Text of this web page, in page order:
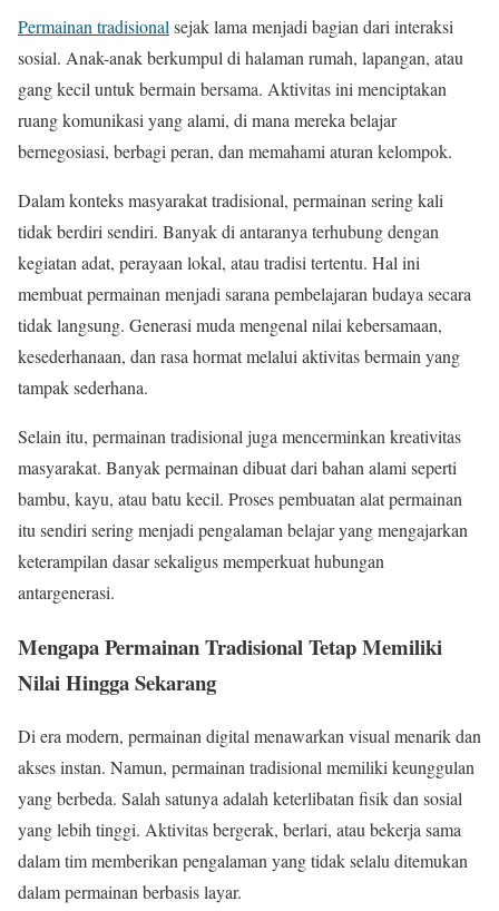
Permainan tradisional sejak lama menjadi bagian dari interaksi
sosial. Anak-anak berkumpul di halaman rumah, lapangan, atau
gang kecil untuk bermain bersama. Aktivitas ini menciptakan
ruang komunikasi yang alami, di mana mereka belajar
bernegosiasi, berbagi peran, dan memahami aturan kelompok.
Dalam konteks masyarakat tradisional, permainan sering kali
tidak berdiri sendiri. Banyak di antaranya terhubung dengan
kegiatan adat, perayaan lokal, atau tradisi tertentu. Hal ini
membuat permainan menjadi sarana pembelajaran budaya secara
tidak langsung. Generasi muda mengenal nilai kebersamaan,
kesederhanaan, dan rasa hormat melalui aktivitas bermain yang
tampak sederhana.
Selain itu, permainan tradisional juga mencerminkan kreativitas
masyarakat. Banyak permainan dibuat dari bahan alami seperti
bambu, kayu, atau batu kecil. Proses pembuatan alat permainan
itu sendiri sering menjadi pengalaman belajar yang mengajarkan
keterampilan dasar sekaligus memperkuat hubungan
antargenerasi.
Mengapa Permainan Tradisional Tetap Memiliki
Nilai Hingga Sekarang
Di era modern, permainan digital menawarkan visual menarik dan
akses instan. Namun, permainan tradisional memiliki keunggulan
yang berbeda. Salah satunya adalah keterlibatan fisik dan sosial
yang lebih tinggi. Aktivitas bergerak, berlari, atau bekerja sama
dalam tim memberikan pengalaman yang tidak selalu ditemukan
dalam permainan berbasis layar.